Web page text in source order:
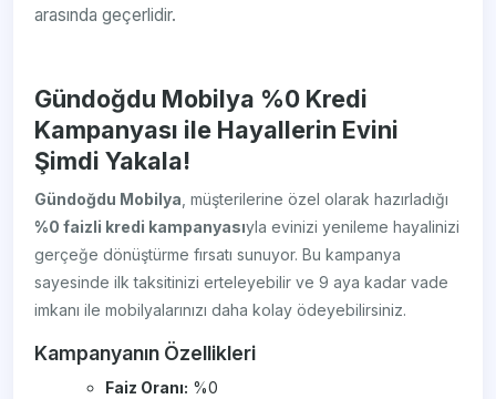
arasında geçerlidir.
Gündoğdu Mobilya %0 Kredi
Kampanyası ile Hayallerin Evini
Şimdi Yakala!
Gündoğdu Mobilya , müşterilerine özel olarak hazırladığı
%0 faizli kredi kampanyasıyla evinizi yenileme hayalinizi
gerçeğe dönüştürme fırsatı sunuyor. Bu kampanya
sayesinde ilk taksitinizi erteleyebilir ve 9 aya kadar vade
imkanı ile mobilyalarınızı daha kolay ödeyebilirsiniz.
Kampanyanın Özellikleri
Faiz Oranı: %0